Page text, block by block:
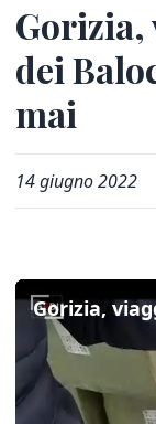
Gorizia,
dei
mai
14 giugno 2022